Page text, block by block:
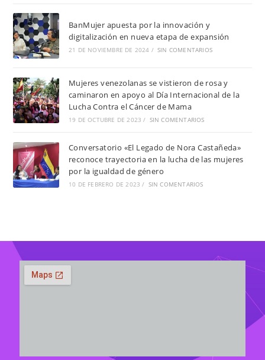
BanMujer apuesta por la innovación y
digitalización en nueva etapa de expansión
21 DE NOVIEMBRE DE 2024 / SIN COMENTARIOS
Mujeres venezolanas se vistieron de rosa y
caminaron en apoyo al Día Internacional de la
Lucha Contra el Cáncer de Mama
19 DE OCTUBRE DE 2023 / SIN COMENTARIOS
Conversatorio «El Legado de Nora Castañeda»
reconoce trayectoria en la lucha de las mujeres
por la igualdad de género
10 DE FEBRERO DE 2023 / SIN COMENTARIOS